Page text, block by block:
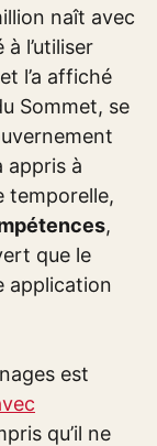
naît avec
l’utiliser
l’a affiché
Sommet, se
appris à
temporelle,
,
que le
application
est
qu’il ne